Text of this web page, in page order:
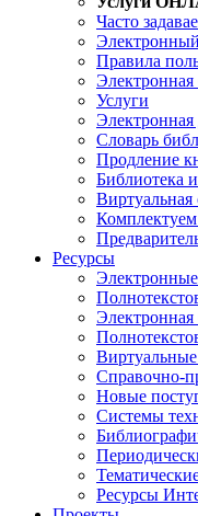
Часто
Правила
Электронная
Услуги
Электронная
Словарь
Продление
Библиотека
Виртуальная
Комплектуем
Ресурсы
Электронные
Электронная
Справочно-
Новые
Cистемы
Ресурсы